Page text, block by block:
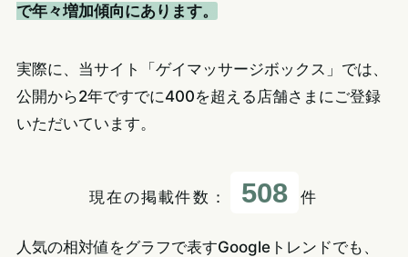
で年々増加傾向にあります。
実際に、当サイト「ゲイマッサージボックス」では、
公開から2年ですでに400を超える店舗さまにご登録
いただいています。
現在の掲載件数： 508 件
人気の相対値をグラフで表すGoogleトレンドでも、